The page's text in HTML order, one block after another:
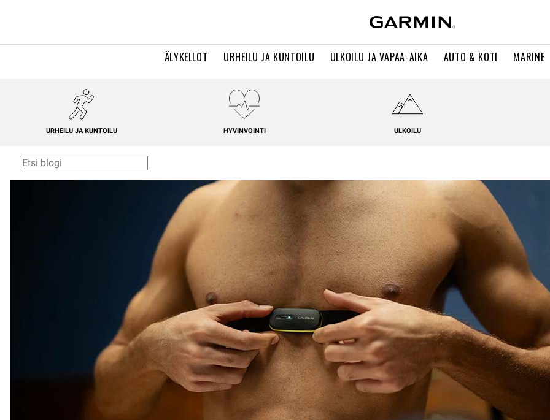
ÄLYKELLOT URHEILU JA KUNTOILU ULKOILU JA VAPAA-AIKA AUTO & KOTI MARINE
URHEILU JA KUNTOILU HYVINVOINTI ULKOILU